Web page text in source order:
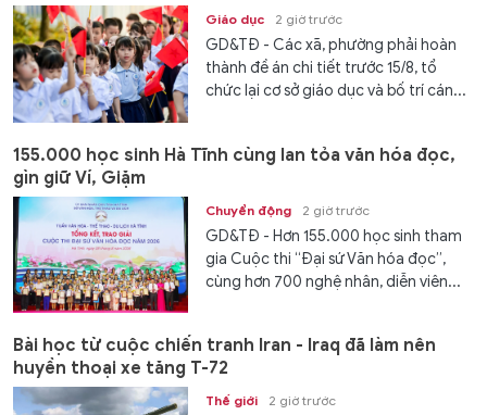
Giáo dục 2 giờ trước
GD&TĐ - Các xã, phường phải hoàn
thành đề án chi tiết trước 15/8, tổ
chức lại cơ sở giáo dục và bố trí cán...
155.000 học sinh Hà Tĩnh cùng lan tỏa văn hóa đọc,
gìn giữ Ví, Giặm
Chuyển động 2 giờ trước
GD&TĐ - Hơn 155.000 học sinh tham
gia Cuộc thi “Đại sứ Văn hóa đọc”,
cùng hơn 700 nghệ nhân, diễn viên...
Bài học từ cuộc chiến tranh Iran - Iraq đã làm nên
huyền thoại xe tăng T-72
Thế giới 2 giờ trước